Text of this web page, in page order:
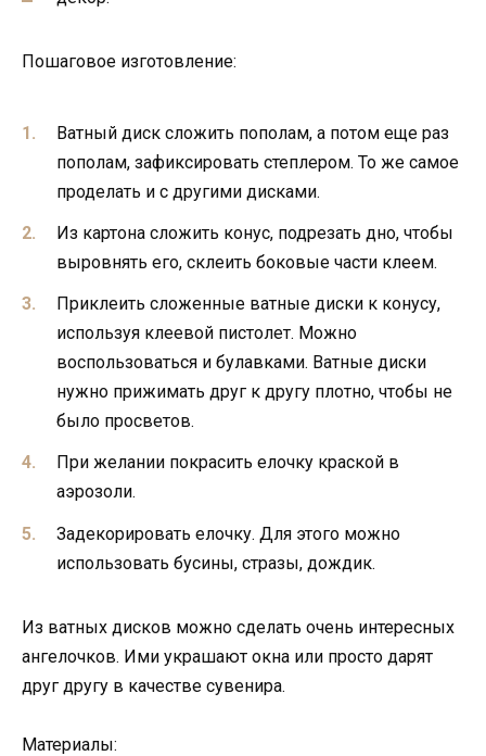
Пошаговое изготовление:
Ватный диск сложить пополам, а потом еще раз
пополам, зафиксировать степлером. То же самое
проделать и с другими дисками.
Из картона сложить конус, подрезать дно, чтобы
выровнять его, склеить боковые части клеем.
Приклеить сложенные ватные диски к конусу,
используя клеевой пистолет. Можно
воспользоваться и булавками. Ватные диски
нужно прижимать друг к другу плотно, чтобы не
было просветов.
При желании покрасить елочку краской в
аэрозоли.
Задекорировать елочку. Для этого можно
использовать бусины, стразы, дождик.
Из ватных дисков можно сделать очень интересных
ангелочков. Ими украшают окна или просто дарят
друг другу в качестве сувенира.
Материалы: